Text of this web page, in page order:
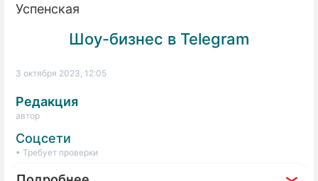
Успенская
Шоу-бизнес в Telegram
3 октября 2023, 12:05
Редакция
автор
Соцсети
• Требует проверки